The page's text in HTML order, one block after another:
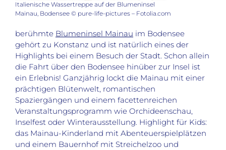
Italienische Wassertreppe auf der Blumeninsel
Mainau, Bodensee © pure-life-pictures – Fotolia.com
berühmte Blumeninsel Mainau im Bodensee
gehört zu Konstanz und ist natürlich eines der
Highlights bei einem Besuch der Stadt. Schon allein
die Fahrt über den Bodensee hinüber zur Insel ist
ein Erlebnis! Ganzjährig lockt die Mainau mit einer
prächtigen Blütenwelt, romantischen
Spaziergängen und einem facettenreichen
Veranstaltungsprogramm wie Orchideenschau,
Inselfest oder Winterausstellung. Highlight für Kids:
das Mainau-Kinderland mit Abenteuerspielplätzen
und einem Bauernhof mit Streichelzoo und